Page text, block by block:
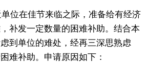
位在佳节来临之际，准备给有经济
补发一定数量的困难补助。结合本
到单位的难处，经再三深思熟虑
难补助。申请原因如下：